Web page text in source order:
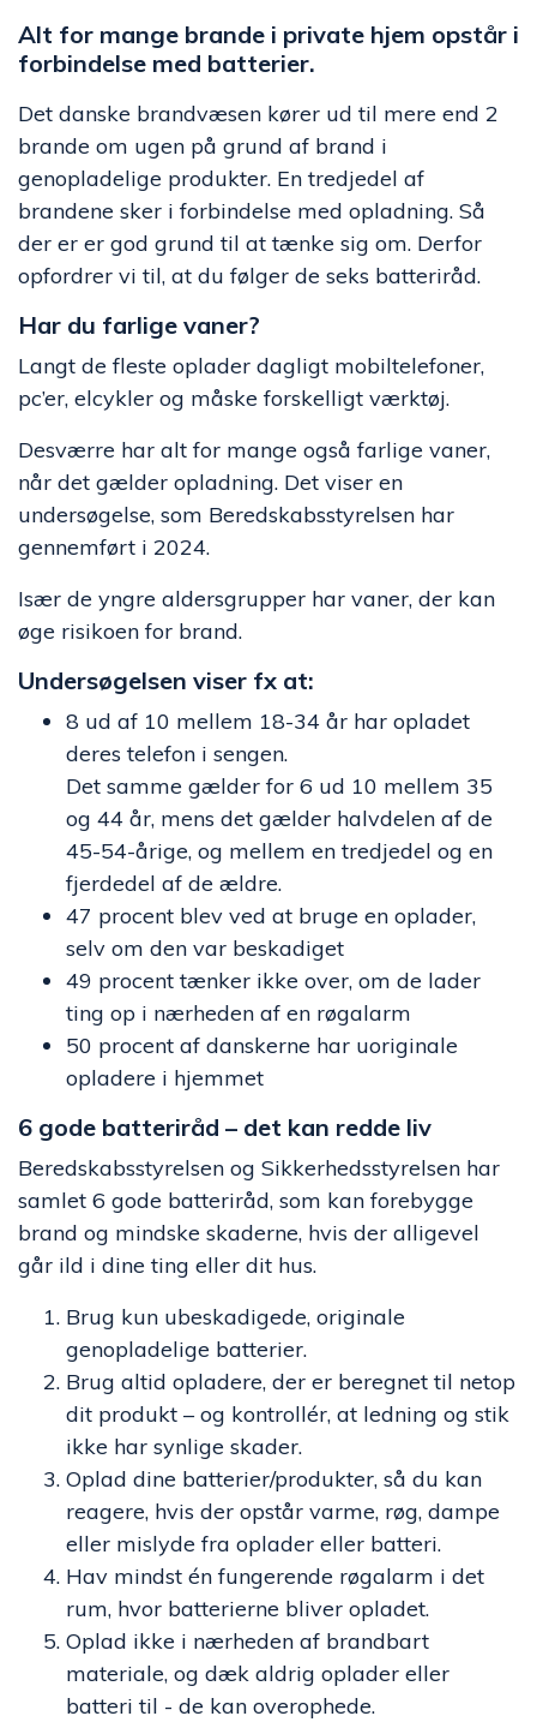
Alt for mange brande i private hjem opstår i
forbindelse med batterier.
Det danske brandvæsen kører ud til mere end 2
brande om ugen på grund af brand i
genopladelige produkter. En tredjedel af
brandene sker i forbindelse med opladning. Så
der er er god grund til at tænke sig om. Derfor
opfordrer vi til, at du følger de seks batteriråd.
Har du farlige vaner?
Langt de fleste oplader dagligt mobiltelefoner,
pc’er, elcykler og måske forskelligt værktøj.
Desværre har alt for mange også farlige vaner,
når det gælder opladning. Det viser en
undersøgelse, som Beredskabsstyrelsen har
gennemført i 2024.
Især de yngre aldersgrupper har vaner, der kan
øge risikoen for brand.
Undersøgelsen viser fx at:
8 ud af 10 mellem 18-34 år har opladet
deres telefon i sengen.
Det samme gælder for 6 ud 10 mellem 35
og 44 år, mens det gælder halvdelen af de
45-54-årige, og mellem en tredjedel og en
fjerdedel af de ældre.
47 procent blev ved at bruge en oplader,
selv om den var beskadiget
49 procent tænker ikke over, om de lader
ting op i nærheden af en røgalarm
50 procent af danskerne har uoriginale
opladere i hjemmet
6 gode batteriråd – det kan redde liv
Beredskabsstyrelsen og Sikkerhedsstyrelsen har
samlet 6 gode batteriråd, som kan forebygge
brand og mindske skaderne, hvis der alligevel
går ild i dine ting eller dit hus.
Brug kun ubeskadigede, originale
genopladelige batterier.
Brug altid opladere, der er beregnet til netop
dit produkt – og kontrollér, at ledning og stik
ikke har synlige skader.
Oplad dine batterier/produkter, så du kan
reagere, hvis der opstår varme, røg, dampe
eller mislyde fra oplader eller batteri.
Hav mindst én fungerende røgalarm i det
rum, hvor batterierne bliver opladet.
Oplad ikke i nærheden af brandbart
materiale, og dæk aldrig oplader eller
batteri til - de kan overophede.